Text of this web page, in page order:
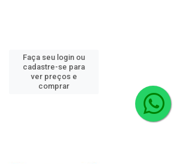
Faça seu login ou
cadastre-se para
ver preços e
comprar